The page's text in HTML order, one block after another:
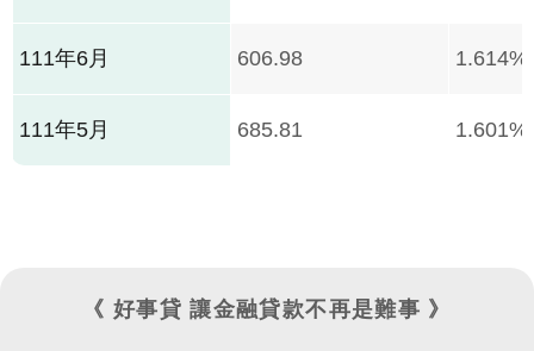
111年6月 606.98 1.614%
111年5月 685.81 1.601%
《 好事貸 讓金融貸款不再是難事 》